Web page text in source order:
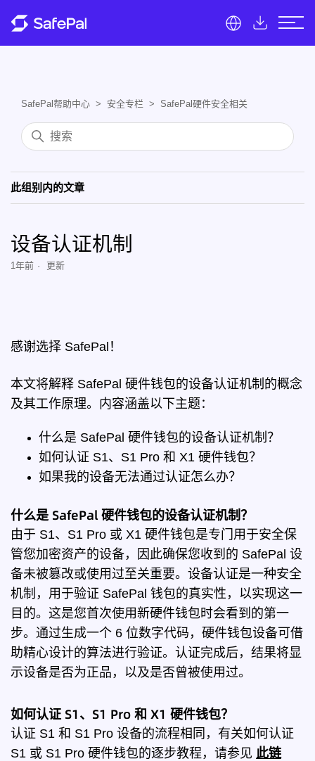
SafePal帮助中心 安全专栏 SafePal硬件安全相关
此组别内的文章
设备认证机制
1年前 更新
感谢选择 SafePal！
本文将解释 SafePal 硬件钱包的设备认证机制的概念
及其工作原理。内容涵盖以下主题：
什么是 SafePal 硬件钱包的设备认证机制？
如何认证 S1、S1 Pro 和 X1 硬件钱包？
如果我的设备无法通过认证怎么办？
什么是 SafePal 硬件钱包的设备认证机制？
由于 S1、S1 Pro 或 X1 硬件钱包是专门用于安全保
管您加密资产的设备，因此确保您收到的 SafePal 设
备未被篡改或使用过至关重要。设备认证是一种安全
机制，用于验证 SafePal 钱包的真实性，以实现这一
目的。这是您首次使用新硬件钱包时会看到的第一
步。通过生成一个 6 位数字代码，硬件钱包设备可借
助精心设计的算法进行验证。认证完成后，结果将显
示设备是否为正品，以及是否曾被使用过。
如何认证 S1、S1 Pro 和 X1 硬件钱包？
认证 S1 和 S1 Pro 设备的流程相同，有关如何认证
S1 或 S1 Pro 硬件钱包的逐步教程，请参见 此链